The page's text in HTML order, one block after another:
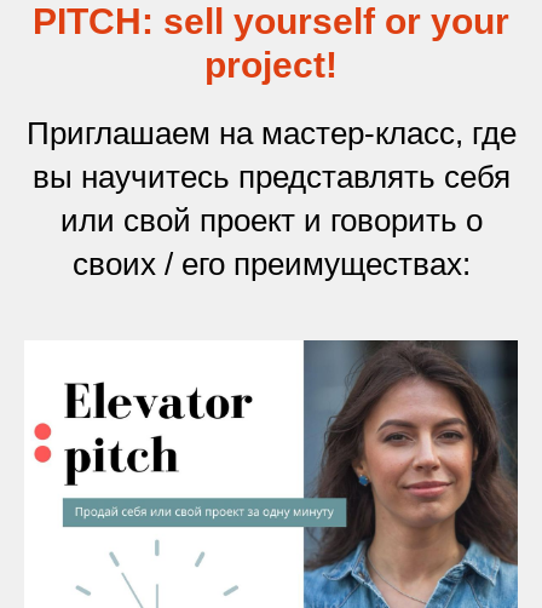
PITCH: sell yourself or your
project!
Приглашаем на мастер-класс, где
вы научитесь представлять себя
или свой проект и говорить о
своих / его преимуществах: